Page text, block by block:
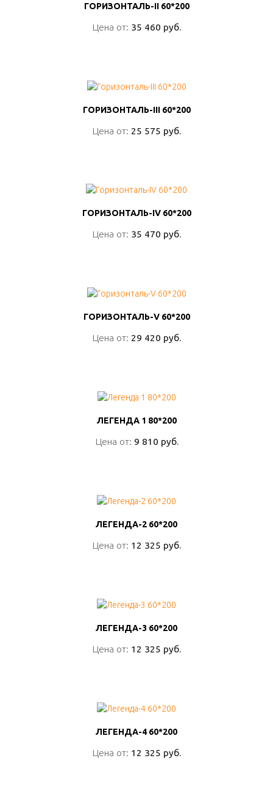
ГОРИЗОНТАЛЬ-II 60*200
Цена от: 35 460 руб.
ГОРИЗОНТАЛЬ-II 60*200
Цена от: 35 460 руб.
ГОРИЗОНТАЛЬ-III 60*200
Цена от: 25 575 руб.
ГОРИЗОНТАЛЬ-III 60*200
Цена от: 25 575 руб.
ГОРИЗОНТАЛЬ-IV 60*200
Цена от: 35 470 руб.
ГОРИЗОНТАЛЬ-IV 60*200
Цена от: 35 470 руб.
ГОРИЗОНТАЛЬ-V 60*200
Цена от: 29 420 руб.
ГОРИЗОНТАЛЬ-V 60*200
Цена от: 29 420 руб.
ЛЕГЕНДА 1 80*200
Цена от: 9 810 руб.
ЛЕГЕНДА 1 80*200
Цена от: 9 810 руб.
ЛЕГЕНДА-2 60*200
Цена от: 12 325 руб.
ЛЕГЕНДА-2 60*200
Цена от: 12 325 руб.
ЛЕГЕНДА-3 60*200
Цена от: 12 325 руб.
ЛЕГЕНДА-3 60*200
Цена от: 12 325 руб.
ЛЕГЕНДА-4 60*200
Цена от: 12 325 руб.
ЛЕГЕНДА-4 60*200
Цена от: 12 325 руб.